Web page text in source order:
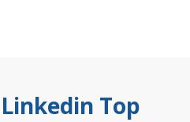
Linkedin Top